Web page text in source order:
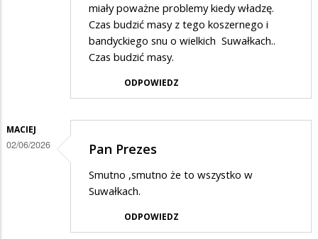
miały poważne problemy kiedy władzę.
Czas budzić masy z tego koszernego i
bandyckiego snu o wielkich Suwałkach..
Czas budzić masy.
ODPOWIEDZ
MACIEJ
02/06/2026 Pan Prezes
Smutno ,smutno że to wszystko w
Suwałkach.
ODPOWIEDZ